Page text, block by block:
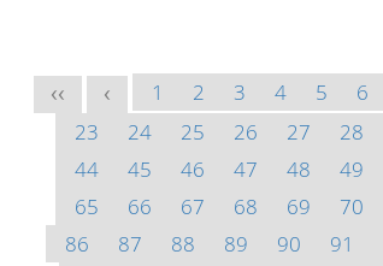
<< < 1 2 3 4 5 6
23
24 25 26 27 28
44
45 46 47 48 49
65
66 67 68 69 70
86
87 88 89 90 91